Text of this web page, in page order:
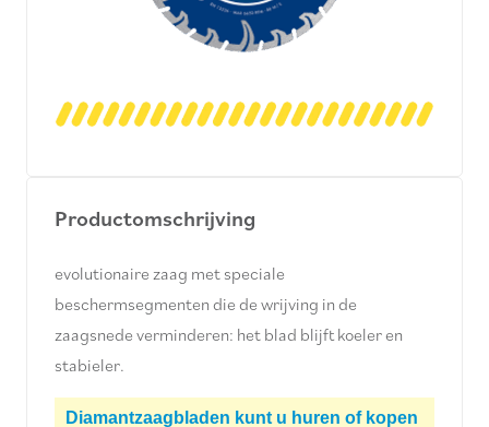
Productomschrijving
evolutionaire zaag met speciale
beschermsegmenten die de wrijving in de
zaagsnede verminderen: het blad blijft koeler en
stabieler.
Diamantzaagbladen kunt u huren of kopen